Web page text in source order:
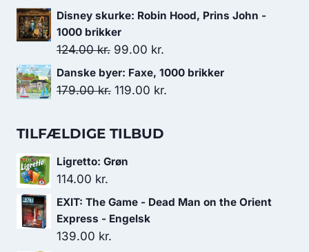
349.00 kr..
oprindelige
pris
var:
699.00 kr..
aktuelle
649.00 kr..
Disney skurke: Robin Hood, Prins John -
1000 brikker
124.00kr. Den
oprindelige
pris
99.00 kr.
aktuelle
pris
Danske byer: Faxe, 1000 brikker
179.00kr. Den
pris
179.00 kr..
119.00 kr.
TILFÆLDIGE TILBUD
Ligretto: Grøn
114.00 kr.
EXIT: The Game - Dead Man on the Orient
Express - Engelsk
139.00 kr.